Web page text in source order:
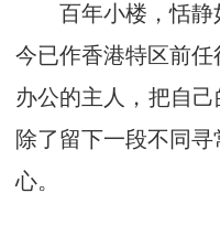
百年小楼，恬静
今已作香港特区前
办公的主人，把自己
除了留下一段不同
心。